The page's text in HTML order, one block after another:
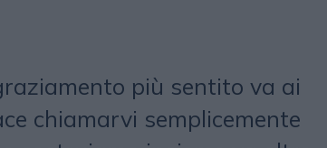
più sentito va ai
chiamarvi semplicemente